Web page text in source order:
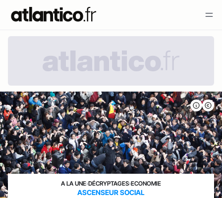
A LA UNE›DÉCRYPTAGES›ECONOMIE
ASCENSEUR SOCIAL